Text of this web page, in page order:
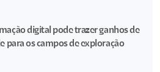
digital pode trazer ganhos de
para os campos de exploração